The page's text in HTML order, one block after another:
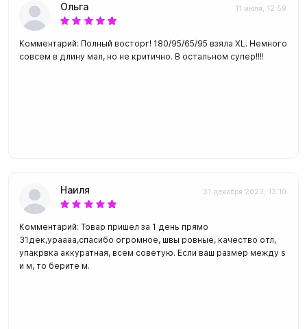
Ольга 11 июля, 12:59
Комментарий: Полный восторг! 180/95/65/95 взяла XL. Немного
совсем в длину мал, но не критично. В остальном супер!!!!
Наиля 31 декабря 2023, 13:10
Комментарий: Товар пришел за 1 день прямо
31дек,ураааа,спасибо огромное, швы ровные, качество отл,
упакрвка аккуратная, всем советую. Если ваш размер между s
и м, то берите м.